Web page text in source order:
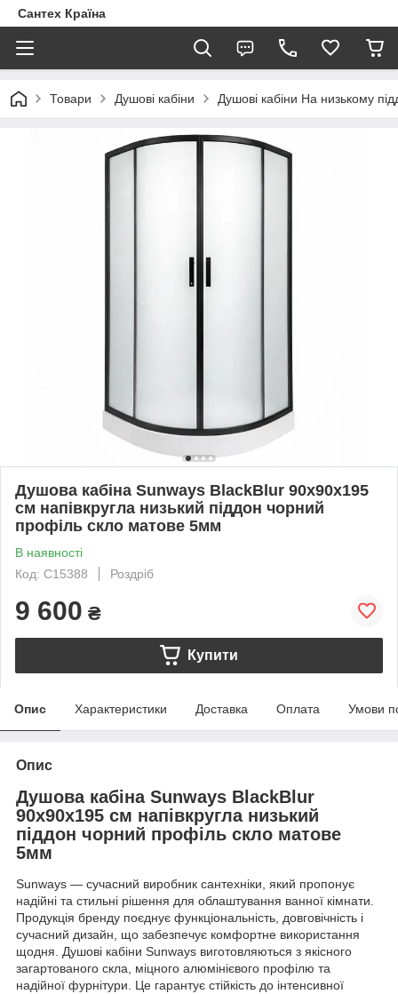
Сантех Країна
Товари Душові кабіни Душові кабіни На низькому
Душова кабіна Sunways BlackBlur 90x90х195
см напівкругла низький піддон чорний
профіль скло матове 5мм
В наявності
Код: С15388
Роздріб
9 600 ₴
Купити
Опис Характеристики Доставка Оплата Умови
Опис
Душова кабіна Sunways BlackBlur
90x90х195 см напівкругла низький
піддон чорний профіль скло матове
5мм
Sunways — сучасний виробник сантехніки, який пропонує
надійні та стильні рішення для облаштування ванної кімнати.
Продукція бренду поєднує функціональність, довговічність і
сучасний дизайн, що забезпечує комфортне використання
щодня. Душові кабіни Sunways виготовляються з якісного
загартованого скла, міцного алюмінієвого профілю та
надійної фурнітури. Це гарантує стійкість до інтенсивної